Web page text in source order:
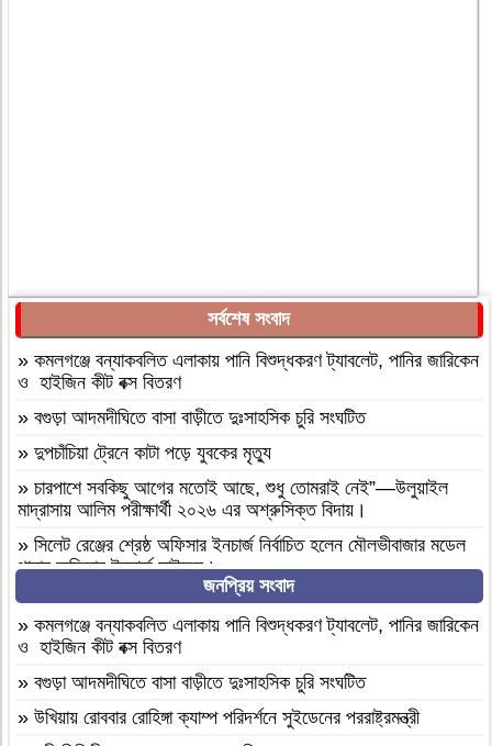
সর্বশেষ সংবাদ
» কমলগঞ্জে বন্যাকবলিত এলাকায় পানি বিশুদ্ধকরণ ট্যাবলেট, পানির জারিকেন
ও হাইজিন কীট বক্স বিতরণ
» বগুড়া আদমদীঘিতে বাসা বাড়ীতে দুঃসাহসিক চুরি সংঘটিত
» দুপচাঁচিয়া ট্রেনে কাটা পড়ে যুবকের মৃত্যু
» চারপাশে সবকিছু আগের মতোই আছে, শুধু তোমরাই নেই”—উলুয়াইল
মাদ্রাসায় আলিম পরীক্ষার্থী ২০২৬ এর অশ্রুসিক্ত বিদায়।
» সিলেট রেঞ্জের শ্রেষ্ঠ অফিসার ইনচার্জ নির্বাচিত হলেন মৌলভীবাজার মডেল
থানার অফিসার ইনচার্জ সাইফুল।
»বাংলাদেশ হরিজন ঐক্য পরিষদের ৭ দফা দাবি বাস্তবায়নের দাবীতে
মানবন্ধন ও স্বারকলিপি প্রদান
»
নওগাঁ মান্দায় শিক্ষার্থীদের বিক্ষোভে অবরুদ্ধ প্রধান শিক্ষক, মোটরসাইকেলে
আগুন
» হযরত শাহ আজম (রহ.) দরগাহ্ ফাউন্ডেশনের উদ্যোগে ৫ম ধাপে সফাত
আলী সিনিয়র ফাজিল ডিগ্রি মাদ্রাসায় বৃক্ষরোপণ কর্মসূচি সম্পন্ন
জনপ্রিয় সংবাদ
» কমলগঞ্জে বন্যাকবলিত এলাকায় পানি বিশুদ্ধকরণ ট্যাবলেট, পানির জারিকেন
ও হাইজিন কীট বক্স বিতরণ
» বগুড়া আদমদীঘিতে বাসা বাড়ীতে দুঃসাহসিক চুরি সংঘটিত
» উখিয়ায় রোববার রোহিঙ্গা ক্যাম্প পরিদর্শনে সুইডেনের পররাষ্ট্রমন্ত্রী